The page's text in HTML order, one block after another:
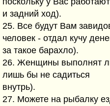
и задний ход).
25. Все будут Вам
человек - отдал кучу
за такое барахло).
26. Женщины выполнят
лишь бы не садиться
внутрь).
27. Можете на рыбалку